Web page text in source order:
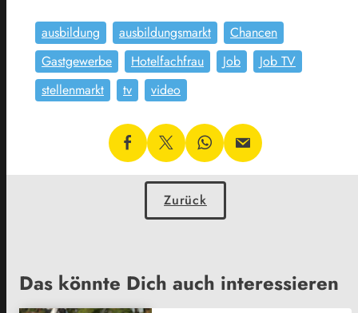
ausbildung ausbildungsmarkt
Chancen
Gastgewerbe
Hotelfachfrau Job
Job TV
stellenmarkt
tv video
Zurück
Das könnte Dich auch interessieren